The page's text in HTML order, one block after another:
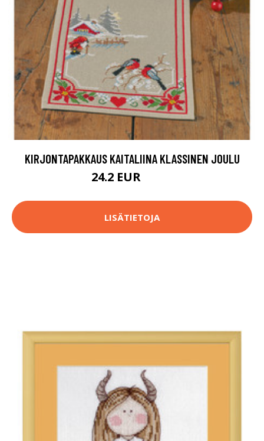
KIRJONTAPAKKAUS KAITALIINA KLASSINEN JOULU
24.2 EUR
LISÄTIETOJA